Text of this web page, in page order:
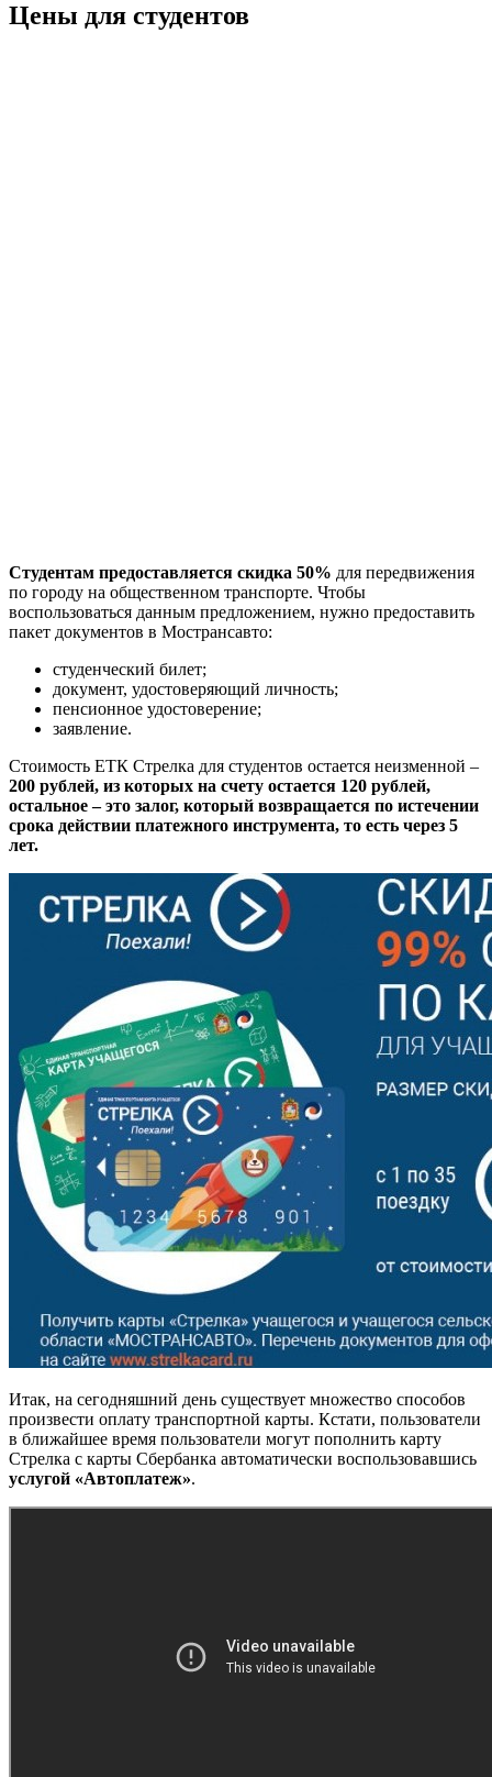
Цены для студентов
Студентам предоставляется скидка 50% для передвижения
по городу на общественном транспорте. Чтобы
воспользоваться данным предложением, нужно предоставить
пакет документов в Мострансавто:
студенческий билет;
документ, удостоверяющий личность;
пенсионное удостоверение;
заявление.
Стоимость ЕТК Стрелка для студентов остается неизменной –
200 рублей, из которых на счету остается 120 рублей,
остальное – это залог, который возвращается по истечении
срока действии платежного инструмента, то есть через 5
лет.
Итак, на сегодняшний день существует множество способов
произвести оплату транспортной карты. Кстати, пользователи
в ближайшее время пользователи могут пополнить карту
Стрелка с карты Сбербанка автоматически воспользовавшись
услугой «Автоплатеж».